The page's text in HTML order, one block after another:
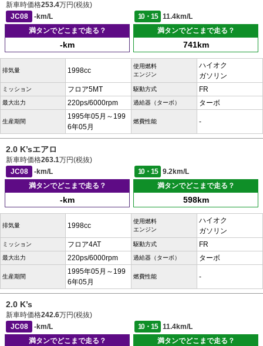
新車時価格253.4万円(税抜)
JC08
-km/L 10・15
11.4km/L
満タンでどこまで走る？
-km
満タンでどこまで走る？
741km
排気量 1998cc
使用燃料
エンジン
ハイオク
ガソリン
ミッション フロア5MT 駆動方式 FR
最大出力 220ps/6000rpm 過給器（ターボ） ターボ
生産期間
1995年05月～199
6年05月
燃費性能 -
2.0 K’sエアロ
新車時価格263.1万円(税抜)
JC08
-km/L 10・15
9.2km/L
満タンでどこまで走る？
-km
満タンでどこまで走る？
598km
排気量 1998cc
使用燃料
エンジン
ハイオク
ガソリン
ミッション フロア4AT 駆動方式 FR
最大出力 220ps/6000rpm 過給器（ターボ） ターボ
生産期間
1995年05月～199
6年05月
燃費性能 -
2.0 K’s
新車時価格242.6万円(税抜)
JC08
-km/L 10・15
11.4km/L
満タンでどこまで走る？
満タンでどこまで走る？